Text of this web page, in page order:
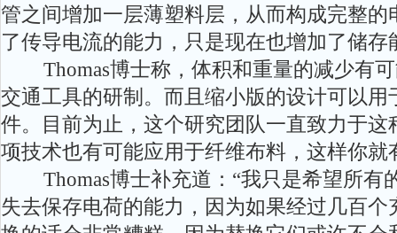
管之间增加一层薄塑料层，从而构成完整
了传导电流的能力，只是现在也增加了储存
Thomas博士称，体积和重量的减少有可
交通工具的研制。而且缩小版的设计可以用
件。目前为止，这个研究团队一直致力于
项技术也有可能应用于纤维布料，这样你
Thomas博士补充道：“我只是希望所有
失去保存电荷的能力，因为如果经过几百